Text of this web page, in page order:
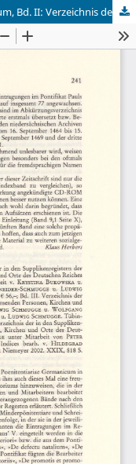
Repertorium Poenitentiariae Germanicum, Bd. II: Verzeichnis der in den Supplikenregistern der Pönitentiarie Nikolaus V.' vorkommenden Personen, Kirchen und Orte des Deutschen Reiches 1447-1455, bearb. v. Ludwig Schmugge u.a. - Bd. III: Verzeichnis der in den Supplikenregistern der Pönitentiarie Calixts III. vorkommenden Personen, Kirchen und Orte des Deutschen Reiches 1455-1458, bearb. v. Ludwig Schmugge u.a